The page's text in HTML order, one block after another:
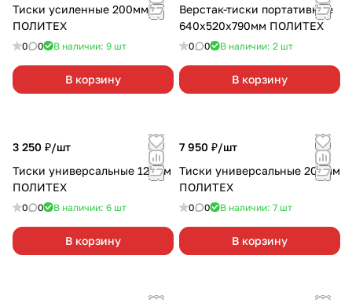
Тиски усиленные 200мм
ПОЛИТЕХ
0 0 В наличии: 9 шт
В корзину
Верстак-тиски портативные
640х520х790мм ПОЛИТЕХ
0 0 В наличии: 2 шт
В корзину
3 250 ₽/шт
Тиски универсальные 125мм
ПОЛИТЕХ
0 0 В наличии: 6 шт
В корзину
7 950 ₽/шт
Тиски универсальные 200мм
ПОЛИТЕХ
0 0 В наличии: 7 шт
В корзину